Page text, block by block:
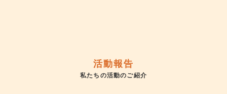
活動報告
私たちの活動のご紹介